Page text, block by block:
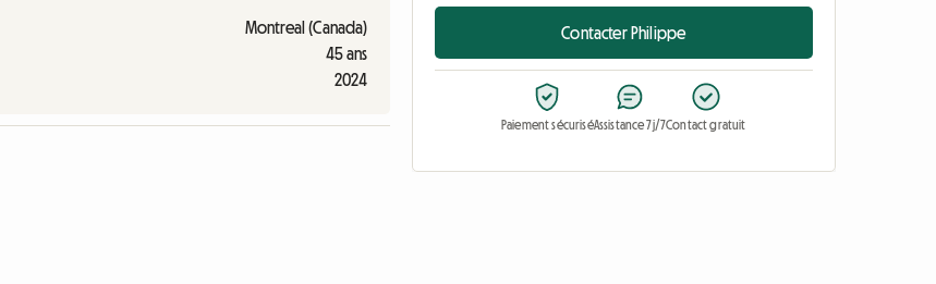
Montreal (Canada)
45 ans
2024
Contacter Philippe
Paiement sécuriséAssistance 7j/7Contact gratuit